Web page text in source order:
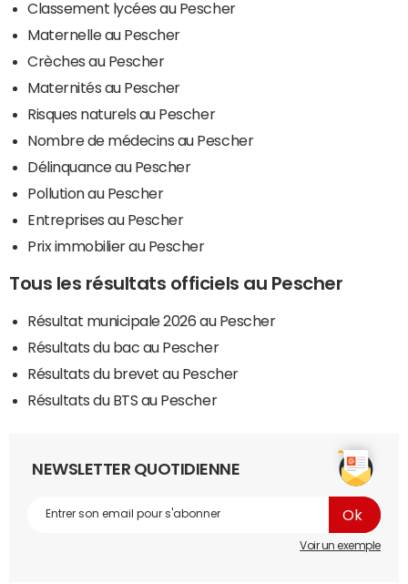
Classement lycées au Pescher
Maternelle au Pescher
Crèches au Pescher
Maternités au Pescher
Risques naturels au Pescher
Nombre de médecins au Pescher
Délinquance au Pescher
Pollution au Pescher
Entreprises au Pescher
Prix immobilier au Pescher
Tous les résultats officiels au Pescher
Résultat municipale 2026 au Pescher
Résultats du bac au Pescher
Résultats du brevet au Pescher
Résultats du BTS au Pescher
NEWSLETTER QUOTIDIENNE
Voir un exemple